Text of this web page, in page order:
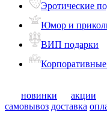
Эротические
Юмор и
ВИП подарки
новинки акции
самовывоз доставка